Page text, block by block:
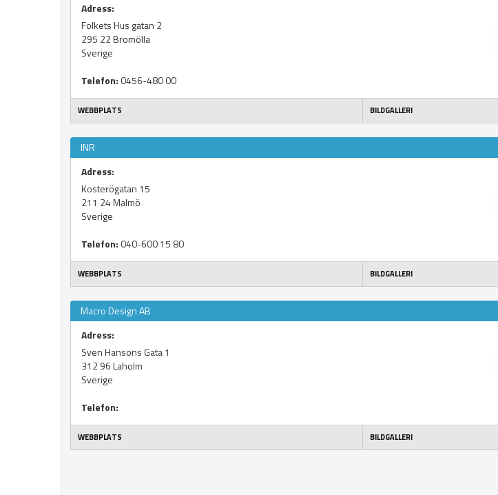
Adress:
Folkets Hus gatan 2
295 22Bromölla
Sverige
Telefon: 0456-480 00
WEBBPLATS BILDGALLERI
INR
Adress:
Kosterögatan 15
211 24Malmö
Sverige
Telefon: 040-600 15 80
WEBBPLATS BILDGALLERI
Macro Design AB
Adress:
Sven Hansons Gata 1
312 96Laholm
Sverige
Telefon:
WEBBPLATS BILDGALLERI